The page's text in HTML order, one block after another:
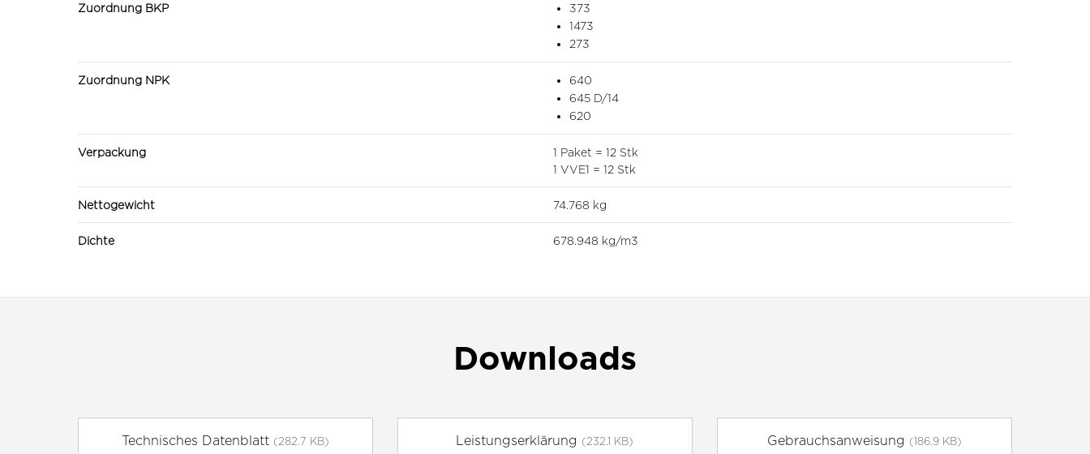
Zuordnung BKP
373
1473
273
Zuordnung NPK
640
645 D/14
620
Verpackung
1 Paket = 12 Stk
1 VVE1 = 12 Stk
Nettogewicht 74.768 kg
Dichte 678.948 kg/m3
Downloads
Technisches Datenblatt (282.7 KB) Leistungserklärung (232.1 KB) Gebrauchsanweisung (186.9 KB)